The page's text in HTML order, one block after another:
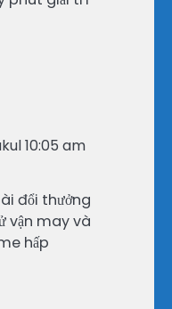
10:05 am
đổi thưởng
vận may và
hấp